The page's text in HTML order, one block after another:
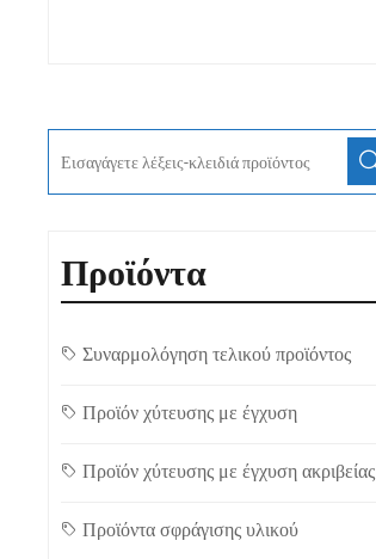
Προϊόντα
Συναρμολόγηση τελικού προϊόντος
Προϊόν χύτευσης με έγχυση
Προϊόν χύτευσης με έγχυση ακριβείας
Προϊόντα σφράγισης υλικού